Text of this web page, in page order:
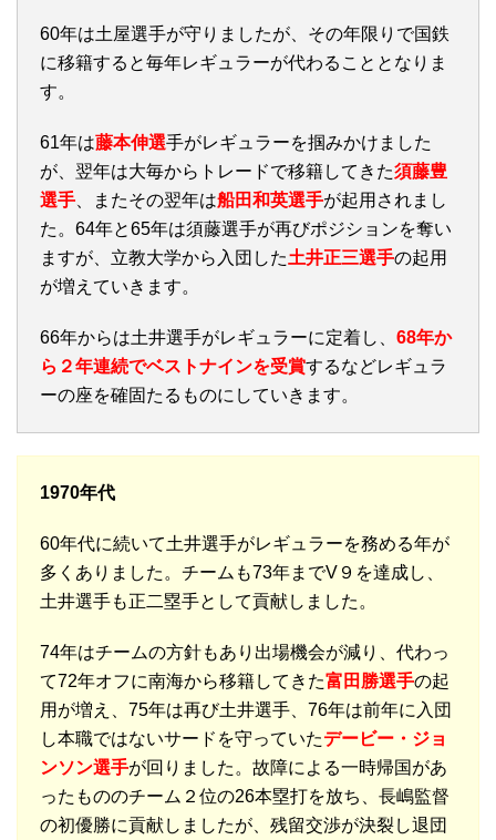
60年は土屋選手が守りましたが、その年限りで国鉄
に移籍すると毎年レギュラーが代わることとなりま
す。
61年は藤本伸選手がレギュラーを掴みかけました
が、翌年は大毎からトレードで移籍してきた須藤豊
選手 、またその翌年は船田和英選手が起用されまし
た。64年と65年は須藤選手が再びポジションを奪い
ますが、立教大学から入団した土井正三選手の起用
が増えていきます。
66年からは土井選手がレギュラーに定着し、 68年か
ら２年連続でベストナインを受賞するなどレギュラ
ーの座を確固たるものにしていきます。
1970年代
60年代に続いて土井選手がレギュラーを務める年が
多くありました。チームも73年までV９を達成し、
土井選手も正二塁手として貢献しました。
74年はチームの方針もあり出場機会が減り、代わっ
て72年オフに南海から移籍してきた富田勝選手の起
用が増え、75年は再び土井選手、76年は前年に入団
し本職ではないサードを守っていたデービー・ジョ
ンソン選手が回りました。故障による一時帰国があ
ったもののチーム２位の26本塁打を放ち、長嶋監督
の初優勝に貢献しましたが、残留交渉が決裂し退団